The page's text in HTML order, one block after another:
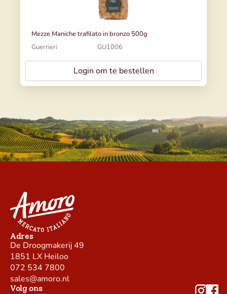
Mezze Maniche trafilato in bronzo 500g
Guerrieri
GU1006
Login om te bestellen
Adres
De Droogmakerij 49
1851 LX Heiloo
072 534 7800
sales@amoro.nl
Volg ons